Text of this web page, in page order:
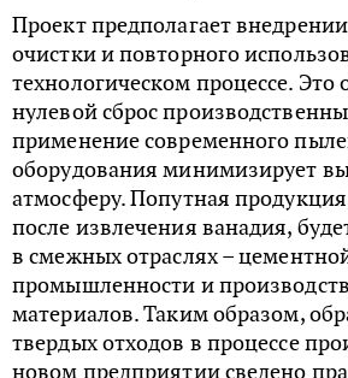
Проект предполагает
очистки и повторного
технологическом процессе. Это
нулевой сброс
применение современного
оборудования минимизирует
атмосферу. Попутная
после извлечения ванадия,
в смежных отраслях –
промышленности и
материалов. Таким образом,
твердых отходов в процессе
новом предприятии сведено